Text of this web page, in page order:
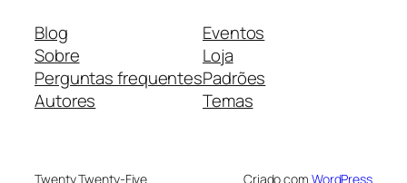
Blog
Sobre
Perguntas frequentes
Autores
Eventos
Loja
Padrões
Temas
Twenty Twenty-Five Criado com WordPress